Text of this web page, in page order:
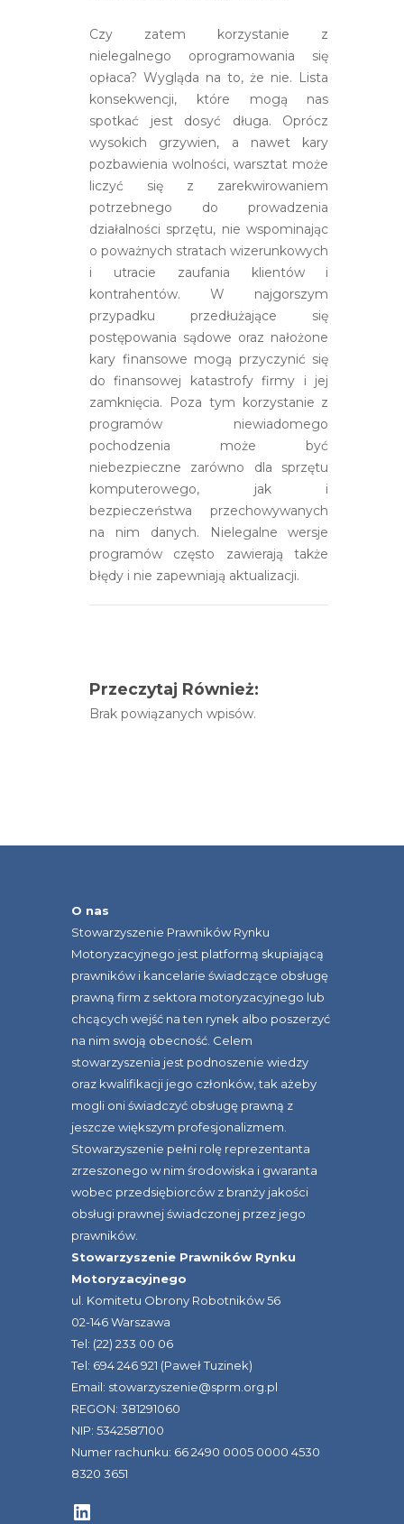
Czy zatem korzystanie z
nielegalnego oprogramowania się
opłaca? Wygląda na to, że nie. Lista
konsekwencji, które mogą nas
spotkać jest dosyć długa. Oprócz
wysokich grzywien, a nawet kary
pozbawienia wolności, warsztat może
liczyć się z zarekwirowaniem
potrzebnego do prowadzenia
działalności sprzętu, nie wspominając
o poważnych stratach wizerunkowych
i utracie zaufania klientów i
kontrahentów. W najgorszym
przypadku przedłużające się
postępowania sądowe oraz nałożone
kary finansowe mogą przyczynić się
do finansowej katastrofy firmy i jej
zamknięcia. Poza tym korzystanie z
programów niewiadomego
pochodzenia może być
niebezpieczne zarówno dla sprzętu
komputerowego, jak i
bezpieczeństwa przechowywanych
na nim danych. Nielegalne wersje
programów często zawierają także
błędy i nie zapewniają aktualizacji.
Przeczytaj Również:
Brak powiązanych wpisów.
O nas
Stowarzyszenie Prawników Rynku
Motoryzacyjnego jest platformą skupiającą
prawników i kancelarie świadczące obsługę
prawną firm z sektora motoryzacyjnego lub
chcących wejść na ten rynek albo poszerzyć
na nim swoją obecność. Celem
stowarzyszenia jest podnoszenie wiedzy
oraz kwalifikacji jego członków, tak ażeby
mogli oni świadczyć obsługę prawną z
jeszcze większym profesjonalizmem.
Stowarzyszenie pełni rolę reprezentanta
zrzeszonego w nim środowiska i gwaranta
wobec przedsiębiorców z branży jakości
obsługi prawnej świadczonej przez jego
prawników.
Stowarzyszenie Prawników Rynku
Motoryzacyjnego
ul. Komitetu Obrony Robotników 56
02-146 Warszawa
Tel: (22) 233 00 06
Tel: 694 246 921 (Paweł Tuzinek)
Email: stowarzyszenie@sprm.org.pl
REGON: 381291060
NIP: 5342587100
Numer rachunku: 66 2490 0005 0000 4530
8320 3651
LinkedIn